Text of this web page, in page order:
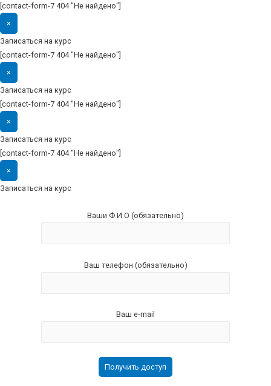
[contact-form-7 404 "Не найдено"]
×
Записаться на курс
[contact-form-7 404 "Не найдено"]
×
Записаться на курс
[contact-form-7 404 "Не найдено"]
×
Записаться на курс
[contact-form-7 404 "Не найдено"]
×
Записаться на курс
Ваши Ф.И.О (обязательно)
Ваш телефон (обязательно)
Ваш e-mail